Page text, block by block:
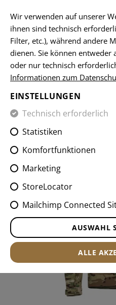
FIELD
FILTER
Wir verwenden auf unserer
ihnen sind technisch
Filter, etc.), während andere
dienen. Sie können entweder
oder nur technisch
Informationen zum
EINSTELLUNGEN
Technisch erforderlich
Statistiken
Komfortfunktionen
Marketing
StoreLocator
Mailchimp Connected
AUSWAHL
ALLE